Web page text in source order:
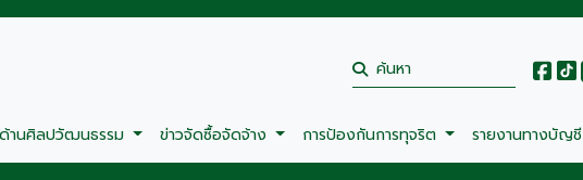
านศิลปวัฒนธรรม ข่าวจัดซื้อจัดจ้าง การป้องกันการทุจริต รายงานทางบัญชี